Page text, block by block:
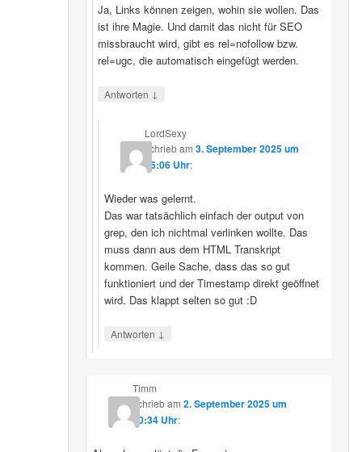
Ja, Links können zeigen, wohin sie wollen. Das
ist ihre Magie. Und damit das nicht für SEO
missbraucht wird, gibt es rel=nofollow bzw.
rel=ugc, die automatisch eingefügt werden.
Antworten ↓
LordSexy
schriebam 3. September 2025 um
16:06 Uhr:
Wieder was gelernt.
Das war tatsächlich einfach der output von
grep, den ich nichtmal verlinken wollte. Das
muss dann aus dem HTML Transkript
kommen. Geile Sache, dass das so gut
funktioniert und der Timestamp direkt geöffnet
wird. Das klappt selten so gut :D
Antworten ↓
Timm
schriebam 2. September 2025 um
10:34 Uhr: